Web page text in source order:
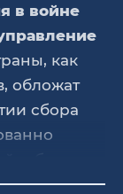
в войне
как
обложат
сбора
и будет
доверять